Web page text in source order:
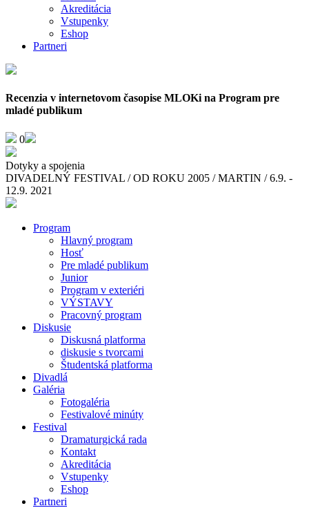
Akreditácia
Vstupenky
Eshop
Partneri
Recenzia v internetovom časopise MLOKi na Program pre
mladé publikum
0
Dotyky a spojenia
DIVADELNÝ FESTIVAL / OD ROKU 2005 / MARTIN / 6.9. -
12.9. 2021
Program
Hlavný program
Hosť
Pre mladé publikum
Junior
Program v exteriéri
VÝSTAVY
Pracovný program
Diskusie
Diskusná platforma
diskusie s tvorcami
Študentská platforma
Divadlá
Galéria
Fotogaléria
Festivalové minúty
Festival
Dramaturgická rada
Kontakt
Akreditácia
Vstupenky
Eshop
Partneri